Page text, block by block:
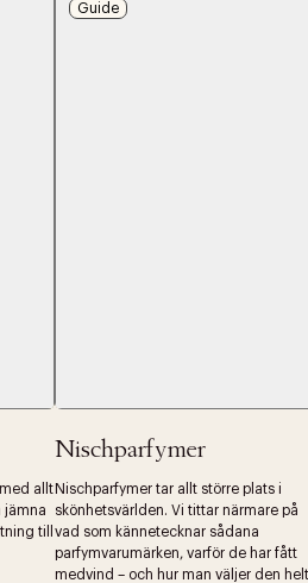
allt
jämna
till
Guide
Nischparfymer
Nischparfymer tar allt större plats i
skönhetsvärlden. Vi tittar närmare på
vad som kännetecknar sådana
parfymvarumärken, varför de har fått
medvind – och hur man väljer den helt